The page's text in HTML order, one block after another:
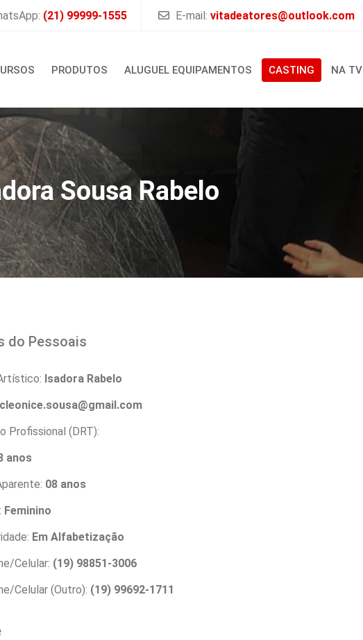
(21) 99999-1555 E-mail: vitadeatores@outlook.com
PRODUTOS ALUGUEL EQUIPAMENTOS CASTING NA TV
Sousa Rabelo
do Pessoais
Isadora Rabelo
cleonice.sousa@gmail.com
Profissional (DRT):
anos
08 anos
Feminino
Em Alfabetização
Celular: (19) 98851-3006
Celular (Outro): (19) 99692-1711